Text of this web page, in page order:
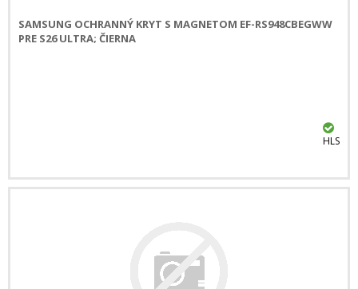
SAMSUNG OCHRANNÝ KRYT S MAGNETOM EF-RS948CBEGWW
PRE S26 ULTRA; ČIERNA
HLS